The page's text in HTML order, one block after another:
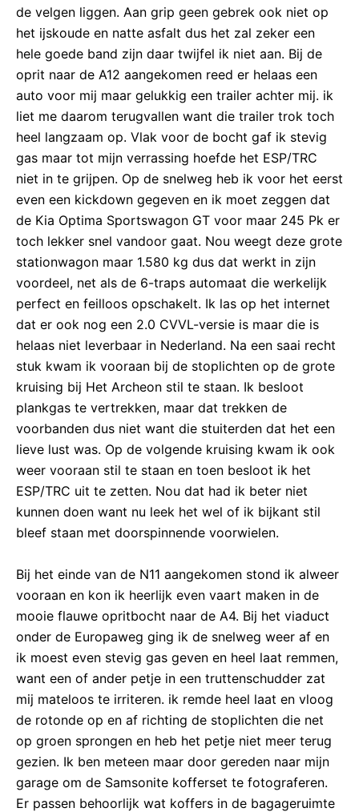
de velgen liggen. Aan grip geen gebrek ook niet op
het ijskoude en natte asfalt dus het zal zeker een
hele goede band zijn daar twijfel ik niet aan. Bij de
oprit naar de A12 aangekomen reed er helaas een
auto voor mij maar gelukkig een trailer achter mij. ik
liet me daarom terugvallen want die trailer trok toch
heel langzaam op. Vlak voor de bocht gaf ik stevig
gas maar tot mijn verrassing hoefde het ESP/TRC
niet in te grijpen. Op de snelweg heb ik voor het eerst
even een kickdown gegeven en ik moet zeggen dat
de Kia Optima Sportswagon GT voor maar 245 Pk er
toch lekker snel vandoor gaat. Nou weegt deze grote
stationwagon maar 1.580 kg dus dat werkt in zijn
voordeel, net als de 6-traps automaat die werkelijk
perfect en feilloos opschakelt. Ik las op het internet
dat er ook nog een 2.0 CVVL-versie is maar die is
helaas niet leverbaar in Nederland. Na een saai recht
stuk kwam ik vooraan bij de stoplichten op de grote
kruising bij Het Archeon stil te staan. Ik besloot
plankgas te vertrekken, maar dat trekken de
voorbanden dus niet want die stuiterden dat het een
lieve lust was. Op de volgende kruising kwam ik ook
weer vooraan stil te staan en toen besloot ik het
ESP/TRC uit te zetten. Nou dat had ik beter niet
kunnen doen want nu leek het wel of ik bijkant stil
bleef staan met doorspinnende voorwielen.
Bij het einde van de N11 aangekomen stond ik alweer
vooraan en kon ik heerlijk even vaart maken in de
mooie flauwe opritbocht naar de A4. Bij het viaduct
onder de Europaweg ging ik de snelweg weer af en
ik moest even stevig gas geven en heel laat remmen,
want een of ander petje in een truttenschudder zat
mij mateloos te irriteren. ik remde heel laat en vloog
de rotonde op en af richting de stoplichten die net
op groen sprongen en heb het petje niet meer terug
gezien. Ik ben meteen maar door gereden naar mijn
garage om de Samsonite kofferset te fotograferen.
Er passen behoorlijk wat koffers in de bagageruimte